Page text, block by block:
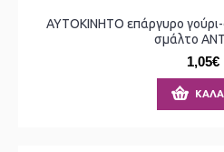
ΑΥΤΟΚΙΝΗΤΟ επάργυρο γούρι-
σμάλτο
1,05€